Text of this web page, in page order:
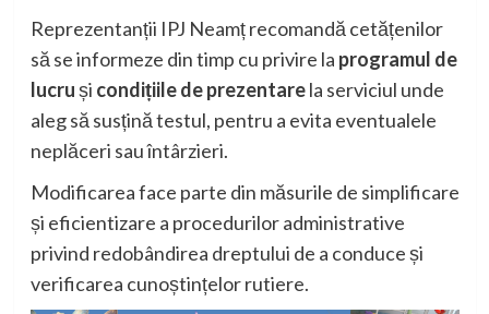
Reprezentanții IPJ Neamț recomandă cetățenilor
să se informeze din timp cu privire la programul de
lucruși condițiile de prezentarela serviciul unde
aleg să susțină testul, pentru a evita eventualele
neplăceri sau întârzieri.
Modificarea face parte din măsurile de simplificare
și eficientizare a procedurilor administrative
privind redobândirea dreptului de a conduce și
verificarea cunoștințelor rutiere.